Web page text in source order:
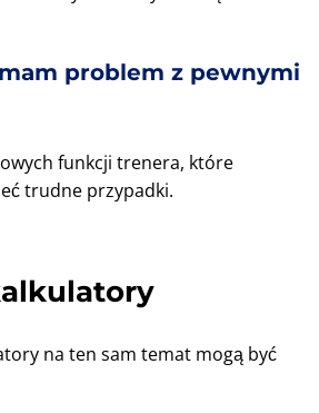
problem z pewnymi
funkcji trenera, które
trudne przypadki.
na ten sam temat mogą być